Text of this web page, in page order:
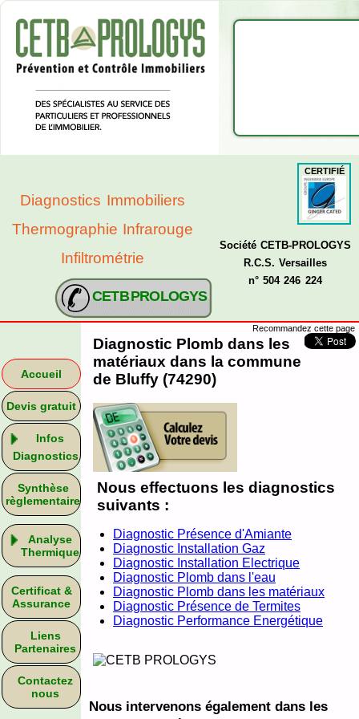
Diagnostics Immobiliers
Thermographie Infrarouge
Infiltrométrie
CERTIFIÉ
Société CETB-PROLOGYS
R.C.S. Versailles
n° 504 246 224
CETB PROLOGYS
Accueil
Devis gratuit
Infos
Diagnostics
Synthèse
règlementaire
Analyse
Thermique
Certificat &
Assurance
Liens
Partenaires
Contactez
nous
Recommandez cette page
Diagnostic Plomb dans les
matériaux dans la commune
de Bluffy (74290)
Nous effectuons les diagnostics
suivants :
Diagnostic Présence d'Amiante
Diagnostic Installation Gaz
Diagnostic Installation Electrique
Diagnostic Plomb dans l'eau
Diagnostic Plomb dans les matériaux
Diagnostic Présence de Termites
Diagnostic Performance Energétique
Nous intervenons également dans les